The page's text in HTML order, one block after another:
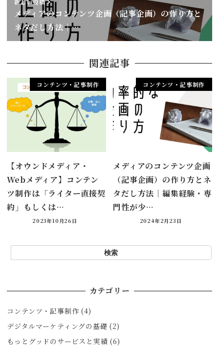
メディアのコンテンツ企画（記事企画）の作り方と
ネタだし方法｜…
関連記事
コンテンツ・記事制作
【オウンドメディア・
Webメディア】コンテン
ツ制作は「ライター直接契
約」もしくは…
2023年10月26日
コンテンツ・記事制作
メディアのコンテンツ企画
（記事企画）の作り方とネ
タだし方法｜編集経験・専
門性が少…
2024年2月23日
索
検索
カテゴリー
コンテンツ・記事制作 (4)
デジタルマーケティングの基礎 (2)
もっとグッドのサービスと実績 (6)